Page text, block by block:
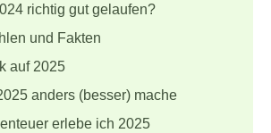
richtig gut gelaufen?
und Fakten
auf 2025
anders (besser) mache
erlebe ich 2025